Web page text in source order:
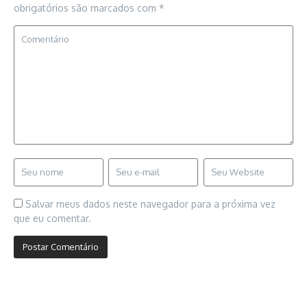
obrigatórios são marcados com *
Salvar meus dados neste navegador para a próxima vez
que eu comentar.